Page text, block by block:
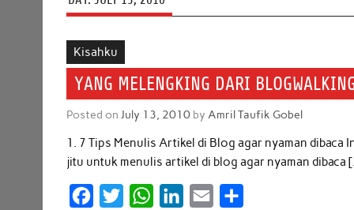
Kisahku
YANG MELENGKING DARI
Posted on July 13, 2010 by Amril Taufik Gobel
1. 7 Tips Menulis Artikel di Blog agar nyaman
jitu untuk menulis artikel di blog agar nyaman dibaca
W